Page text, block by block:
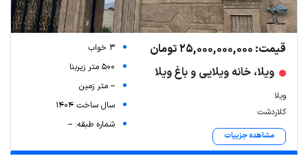
قیمت: 25,000,000,000 تومان
ویلا، خانه ویلایی و باغ ویلا
ویلا
کلاردشت
مشاهده جزییات
3 خواب
500 متر زیربنا
-- متر زمین
سال ساخت 1404
شماره طبقه: --